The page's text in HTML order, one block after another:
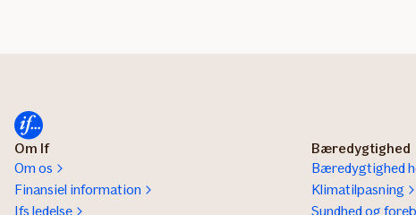
Om If
Om os
Finansiel information
Ifs ledelse
Bæredygtighed
Bæredygtighed
Klimatilpasning
Sundhed og